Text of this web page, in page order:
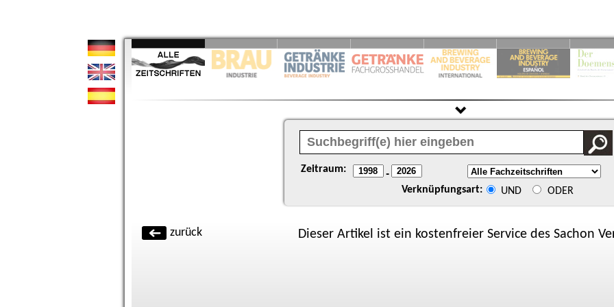
Zeitraum: -
Verknüpfungsart: UND ODER
zurück Dieser Artikel ist ein kostenfreier Service des Sachon